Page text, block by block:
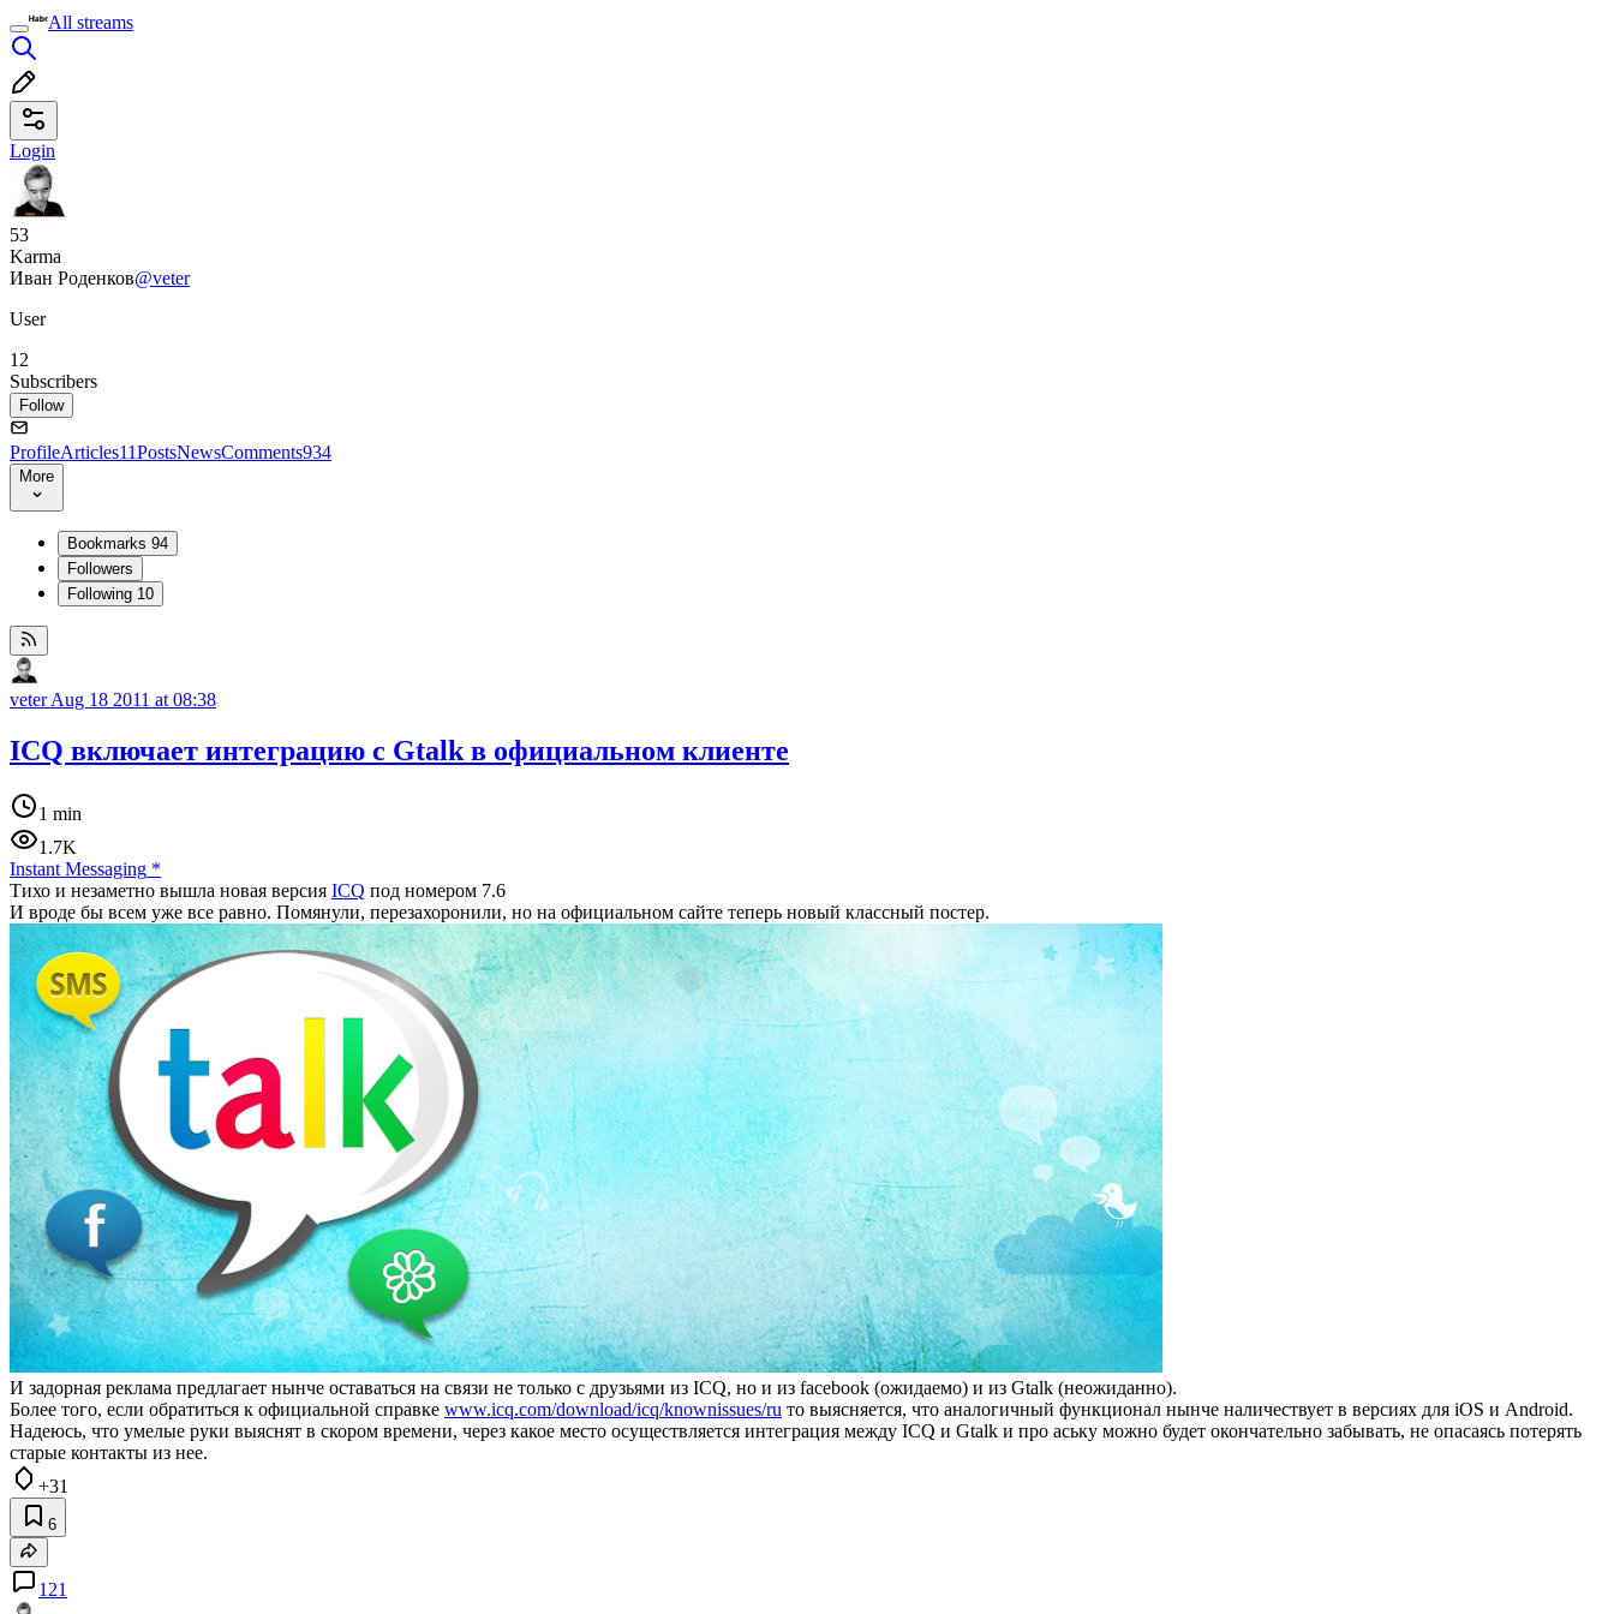
All streams
Login
53
Karma
Иван Роденков@veter
User
12
Subscribers
Follow
ProfileArticles11PostsNewsComments934
More
Bookmarks 94
Followers
Following 10
veterAug 18 2011 at 08:38
ICQ включает интеграцию с Gtalk в официальном клиенте
1 min
1.7K
Instant Messaging *
Тихо и незаметно вышла новая версия ICQ под номером 7.6
И вроде бы всем уже все равно. Помянули, перезахоронили, но на официальном сайте теперь новый классный постер.
И задорная реклама предлагает нынче оставаться на связи не только с друзьями из ICQ, но и из facebook (ожидаемо) и из Gtalk (неожиданно).
Более того, если обратиться к официальной справке www.icq.com/download/icq/knownissues/ru то выясняется, что аналогичный функционал нынче наличествует в версиях для iOS и Android.
Надеюсь, что умелые руки выяснят в скором времени, через какое место осуществляется интеграция между ICQ и Gtalk и про аську можно будет окончательно забывать, не опасаясь потерять
старые контакты из нее.
+31
6
121